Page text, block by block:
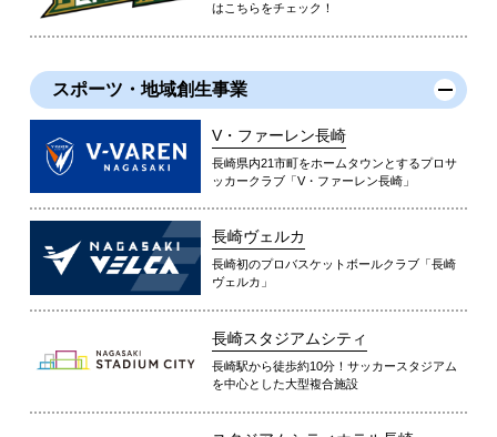
はこちらをチェック！
スポーツ・地域創生事業
V・ファーレン長崎
長崎県内21市町をホームタウンとするプロサ
ッカークラブ「V・ファーレン長崎」
長崎ヴェルカ
長崎初のプロバスケットボールクラブ「長崎
ヴェルカ」
長崎スタジアムシティ
長崎駅から徒歩約10分！サッカースタジアム
を中心とした大型複合施設